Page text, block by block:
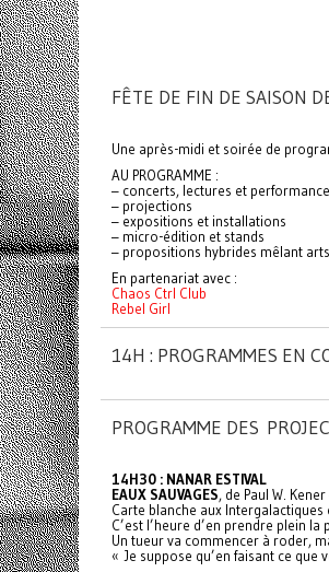
FÊTE DE FIN DE SAISON
Une après-midi et soirée de
AU PROGRAMME :
– concerts, lectures et
– projections
– expositions et installations
– micro-édition et stands
– propositions hybrides mêlant
En partenariat avec :
Chaos Ctrl Club
Rebel Girl
14H : PROGRAMMES EN
PROGRAMME DES
14H30 : NANAR ESTIVAL
EAUX SAUVAGES, de Paul W.
Carte blanche aux Intergalactiques
C’est l’heure d’en prendre plein
Un tueur va commencer à roder,
« Je suppose qu’en faisant ce